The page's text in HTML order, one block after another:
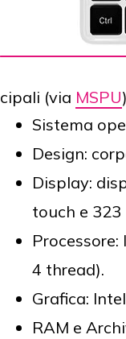
cipali (via MSPU
Sistema
Design:
Display:
touch e 323
4 thread).
Grafica:
RAM e